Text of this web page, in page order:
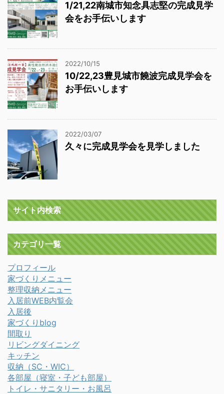
1/21,22南城市知念具志堅の完成見学
会をお手伝いします
2022/10/15
10/22,23豊見城市饒波完成見学会を
お手伝いします
2022/03/07
久々に完成見学会を見学しました
サイト内検索
カテゴリ一覧
プロフィール
家づくりメニュー
整理収納メニュー
入居前WEB内覧会
入居後
家づくりblog
間取り
リビングダイニング
キッチン
収納（SC・WIC）
各部屋（寝室・子ども部屋）
トイレ・サニタリー・お風呂